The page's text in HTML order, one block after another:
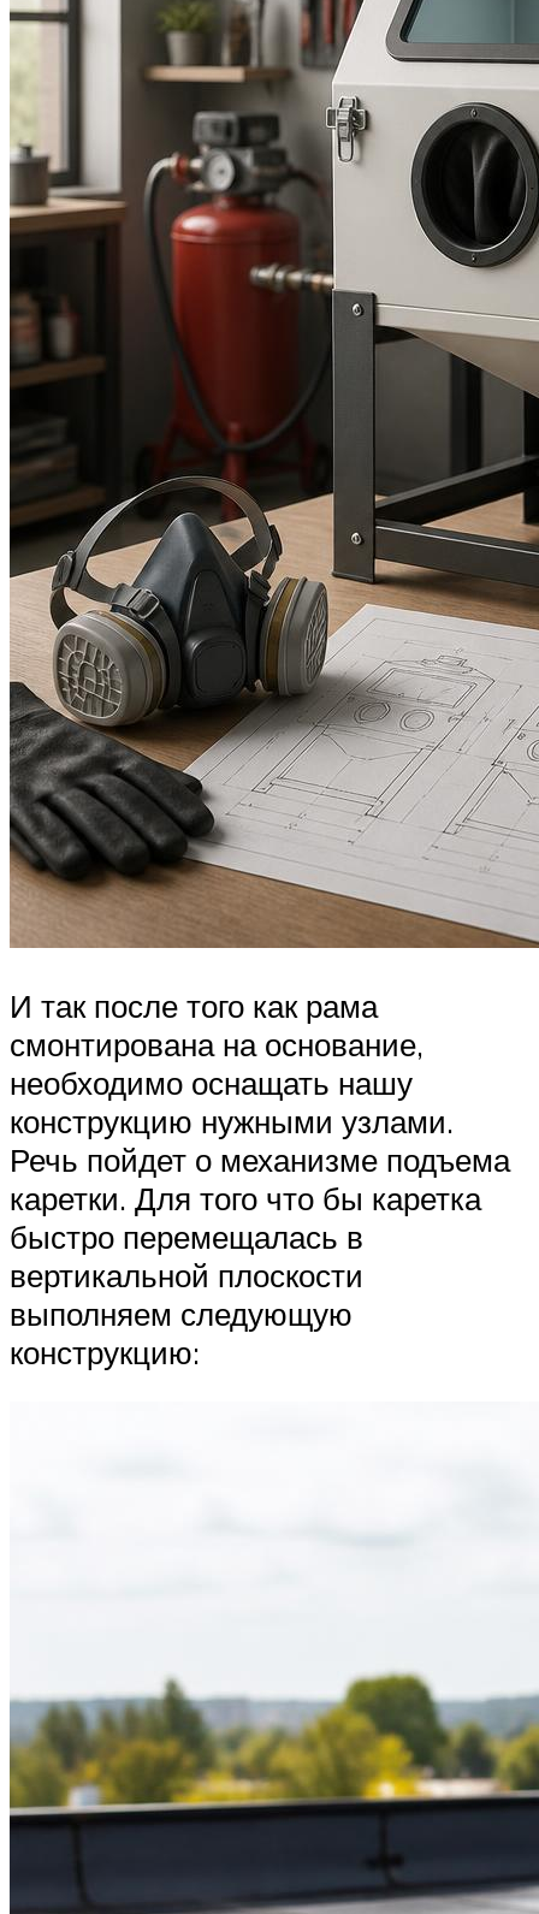
И так после того как рама
смонтирована на основание,
необходимо оснащать нашу
конструкцию нужными узлами.
Речь пойдет о механизме подъема
каретки. Для того что бы каретка
быстро перемещалась в
вертикальной плоскости
выполняем следующую
конструкцию: